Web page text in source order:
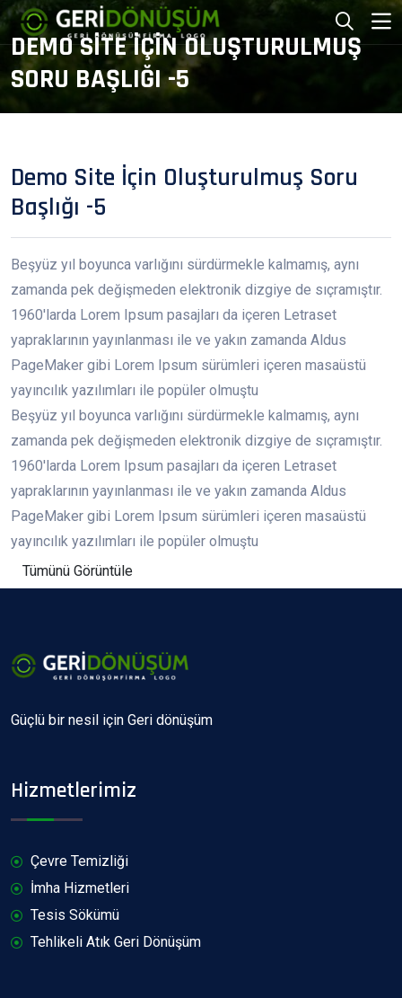
DEMO SITE İÇIN OLUŞTURULMUŞ
SORU BAŞLIĞI -5
Demo Site İçin Oluşturulmuş Soru
Başlığı -5
Beşyüz yıl boyunca varlığını sürdürmekle kalmamış, aynı
zamanda pek değişmeden elektronik dizgiye de sıçramıştır.
1960'larda Lorem Ipsum pasajları da içeren Letraset
yapraklarının yayınlanması ile ve yakın zamanda Aldus
PageMaker gibi Lorem Ipsum sürümleri içeren masaüstü
yayıncılık yazılımları ile popüler olmuştu
Beşyüz yıl boyunca varlığını sürdürmekle kalmamış, aynı
zamanda pek değişmeden elektronik dizgiye de sıçramıştır.
1960'larda Lorem Ipsum pasajları da içeren Letraset
yapraklarının yayınlanması ile ve yakın zamanda Aldus
PageMaker gibi Lorem Ipsum sürümleri içeren masaüstü
yayıncılık yazılımları ile popüler olmuştu
Tümünü Görüntüle
Güçlü bir nesil için Geri dönüşüm
Hizmetlerimiz
Çevre Temizliği
İmha Hizmetleri
Tesis Sökümü
Tehlikeli Atık Geri Dönüşüm